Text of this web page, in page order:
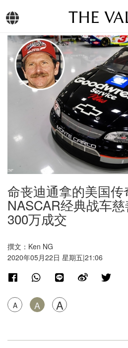
THE
命丧迪通拿的美国
NASCAR经典战车
300万成交
撰文：Ken NG
2020年05月22日 星期五|21:06
A A A